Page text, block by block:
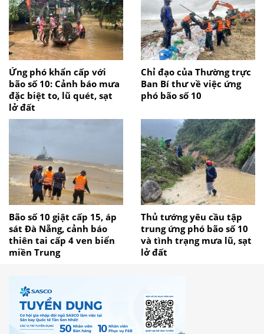
Ứng phó khẩn cấp với
bão số 10: Cảnh báo mưa
đặc biệt to, lũ quét, sạt
lở đất
Chỉ đạo của Thường trực
Ban Bí thư về việc ứng
phó bão số 10
Bão số 10 giật cấp 15, áp
sát Đà Nẵng, cảnh báo
thiên tai cấp 4 ven biển
miền Trung
Thủ tướng yêu cầu tập
trung ứng phó bão số 10
và tình trạng mưa lũ, sạt
lở đất